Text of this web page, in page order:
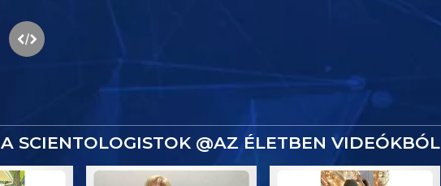
A SCIENTOLOGISTOK @AZ ÉLETBEN VIDEÓKBÓL